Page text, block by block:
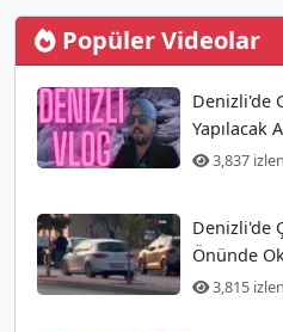
Popüler Videolar
Denizli'de
Yapılacak
3,837
Denizli'de
Önünde
Silahlı
3,815